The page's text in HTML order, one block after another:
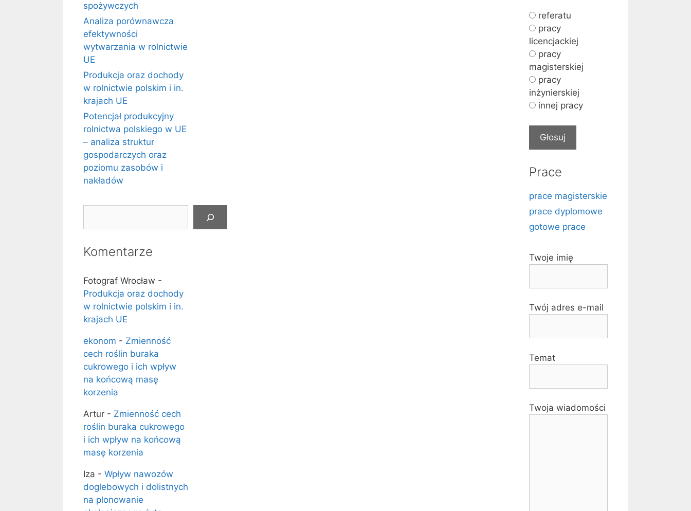
spożywczych
Analiza porównawcza
efektywności
wytwarzania w rolnictwie
UE
Produkcja oraz dochody
w rolnictwie polskim i in.
krajach UE
Potencjał produkcyjny
rolnictwa polskiego w UE
– analiza struktur
gospodarczych oraz
poziomu zasobów i
nakładów
Komentarze
Fotograf Wrocław -
Produkcja oraz dochody
w rolnictwie polskim i in.
krajach UE
ekonom - Zmienność
cech roślin buraka
cukrowego i ich wpływ
na końcową masę
korzenia
Artur - Zmienność cech
roślin buraka cukrowego
i ich wpływ na końcową
masę korzenia
Iza - Wpływ nawozów
doglebowych i dolistnych
na plonowanie
referatu
pracy
licencjackiej
pracy
magisterskiej
pracy
inżynierskiej
innej pracy
Prace
prace magisterskie
prace dyplomowe
gotowe prace
Twoje imię
Twój adres e-mail
Temat
Twoja wiadomości